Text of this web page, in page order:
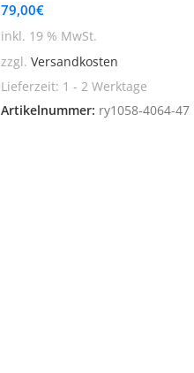
79,00€
inkl. 19 % MwSt.
zzgl. Versandkosten
Lieferzeit: 1 - 2 Werktage
Artikelnummer: ry1058-4064-47